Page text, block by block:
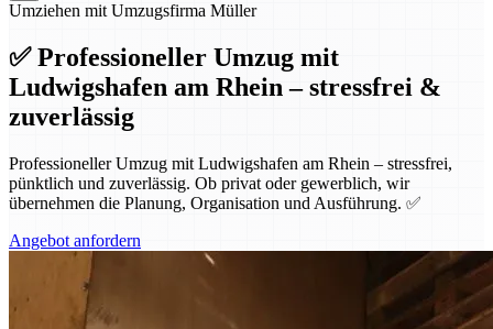
Umziehen mit Umzugsfirma Müller
✅ Professioneller Umzug mit
Ludwigshafen am Rhein – stressfrei &
zuverlässig
Professioneller Umzug mit Ludwigshafen am Rhein – stressfrei,
pünktlich und zuverlässig. Ob privat oder gewerblich, wir
übernehmen die Planung, Organisation und Ausführung. ✅
Angebot anfordern